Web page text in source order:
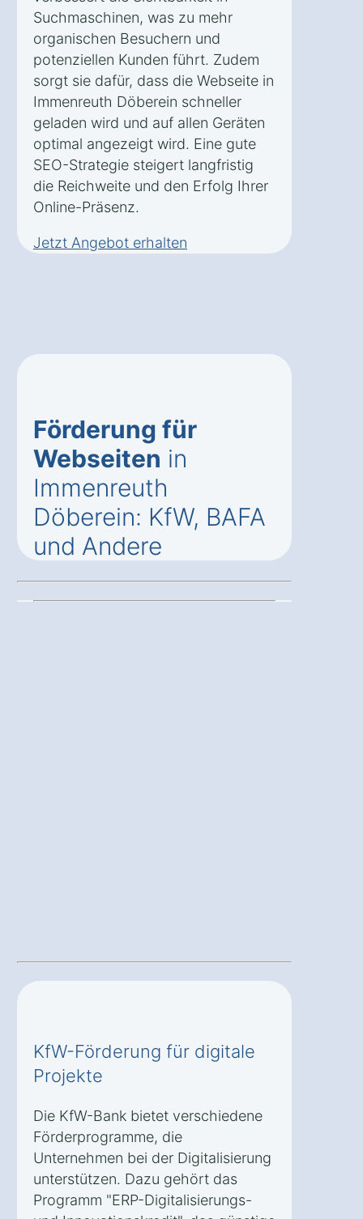
Suchmaschinen, was zu mehr
organischen Besuchern und
potenziellen Kunden führt. Zudem
sorgt sie dafür, dass die Webseite in
Immenreuth Döberein schneller
geladen wird und auf allen Geräten
optimal angezeigt wird. Eine gute
SEO-Strategie steigert langfristig
die Reichweite und den Erfolg Ihrer
Online-Präsenz.
Jetzt Angebot erhalten
Förderung für
Webseiten in
Immenreuth
Döberein: KfW, BAFA
und Andere
KfW-Förderung für digitale
Projekte
Die KfW-Bank bietet verschiedene
Förderprogramme, die
Unternehmen bei der Digitalisierung
unterstützen. Dazu gehört das
Programm "ERP-Digitalisierungs-